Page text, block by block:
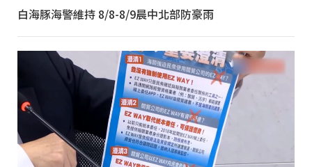
白海豚海警維持 8/8-8/9晨中北部防豪雨